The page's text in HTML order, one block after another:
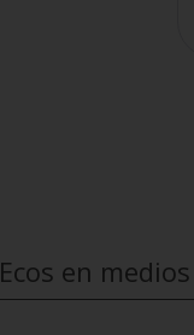
Ecos en medios